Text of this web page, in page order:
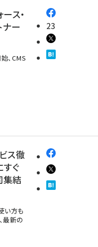
ス・
ナー
、CMS
23
ス徹
すぐ
集結
い方も
最新の